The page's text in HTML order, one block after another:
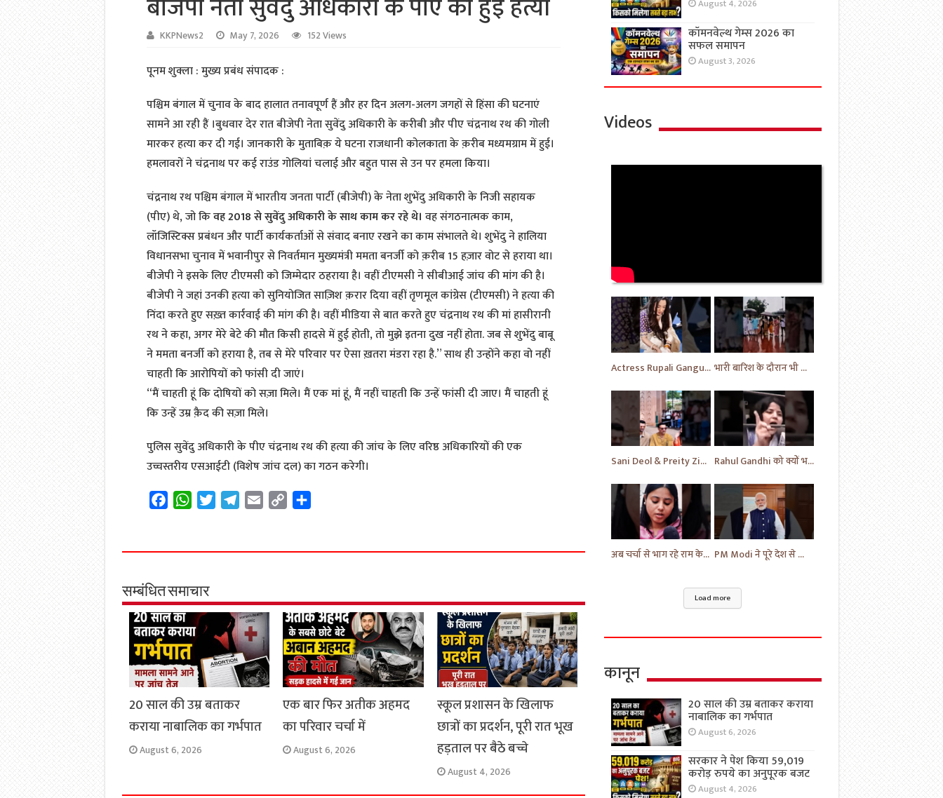
KKPNews2 May 7, 2026 152 Views
पूनम शुक्ला : मुख्य प्रबंध संपादक :
पश्चिम बंगाल में चुनाव के बाद हालात तनावपूर्ण हैं और हर दिन अलग-अलग जगहों से हिंसा की घटनाएं
सामने आ रही हैं ।बुधवार देर रात बीजेपी नेता सुवेंदु अधिकारी के करीबी और पीए चंद्रनाथ रथ की गोली
मारकर हत्या कर दी गई। जानकारी के मुताबिक़ ये घटना राजधानी कोलकाता के क़रीब मध्यमग्राम में हुई।
हमलावरों ने चंद्रनाथ पर कई राउंड गोलियां चलाई और बहुत पास से उन पर हमला किया।
चंद्रनाथ रथ पश्चिम बंगाल में भारतीय जनता पार्टी (बीजेपी) के नेता शुभेंदु अधिकारी के निजी सहायक
(पीए) थे, जो किवह 2018 से सुवेंदु अधिकारी के साथ काम कर रहे थे। वह संगठनात्मक काम,
लॉजिस्टिक्स प्रबंधन और पार्टी कार्यकर्ताओं से संवाद बनाए रखने का काम संभालते थे। शुभेंदु ने हालिया
विधानसभा चुनाव में भवानीपुर से निवर्तमान मुख्यमंत्री ममता बनर्जी को क़रीब 15 हज़ार वोट से हराया था।
बीजेपी ने इसके लिए टीएमसी को जिम्मेदार ठहराया है। वहीं टीएमसी ने सीबीआई जांच की मांग की है।
बीजेपी ने जहां उनकी हत्या को सुनियोजित साज़िश क़रार दिया वहीं तृणमूल कांग्रेस (टीएमसी) ने हत्या की
निंदा करते हुए सख़्त कार्रवाई की मांग की है। वहीं मीडिया से बात करते हुए चंद्रनाथ रथ की मां हासीरानी
रथ ने कहा, अगर मेरे बेटे की मौत किसी हादसे में हुई होती, तो मुझे इतना दुख नहीं होता. जब से शुभेंदु बाबू
ने ममता बनर्जी को हराया है, तब से मेरे परिवार पर ऐसा ख़तरा मंडरा रहा है.” साथ ही उन्होंने कहा वो नहीं
चाहती कि आरोपियों को फांसी दी जाएं।
“मैं चाहती हूं कि दोषियों को सज़ा मिले। मैं एक मां हूं, मैं नहीं चाहती कि उन्हें फांसी दी जाए। मैं चाहती हूं
कि उन्हें उम्र क़ैद की सज़ा मिले।
पुलिस सुवेंदु अधिकारी के पीए चंद्रनाथ रथ की हत्या की जांच के लिए वरिष्ठ अधिकारियों की एक
उच्चस्तरीय एसआईटी (विशेष जांच दल) का गठन करेगी।
e
o
o
k
W
t
A
p
p
t
r
e
a
m
i
y
n
k
r
सम्बंधित समाचार
20 साल की उम्र बताकर
कराया नाबालिक का गर्भपात
August 6, 2026
एक बार फिर अतीक अहमद
का परिवार चर्चा में
August 6, 2026
स्कूल प्रशासन के खिलाफ
छात्रों का प्रदर्शन, पूरी रात भूख
हड़ताल पर बैठे बच्चे
August 4, 2026
August 4, 2026
कॉमनवेल्थ गेम्स 2026 का
सफल समापन
August 3, 2026
Videos
Actress Rupali Ganguly looking beautiful Play a cute puppy | Bollywood | Bollywood News #shorts #yt भारी बारिश के दौरान भी विपक्ष का प्रदर्शन जारी | News Today | Congress | Samajwadi | #shorts #yt
Sani Deol & Preity Zinta visits at Lucknow | Bollywood | Bollywood News | #bollywood #shorts #yt Rahul Gandhi को क्यों भड़क गई महिला | Congress Party | Samajwadi Party | #shorts #ytshorts #yt
अब चर्चा से भाग रहे राम के नाम पर सत्ता में | News | Sapa vs BJP | News Today | Breaking #shorts #yt PM Modi ने पूरे देश से किया आग्रह | Handloom Day | Breaking News | #shorts #yt #news #ytnews
Load more
कानून
20 साल की उम्र बताकर कराया
नाबालिक का गर्भपात
August 6, 2026
सरकार ने पेश किया 59,019
करोड़ रुपये का अनुपूरक बजट
August 4, 2026